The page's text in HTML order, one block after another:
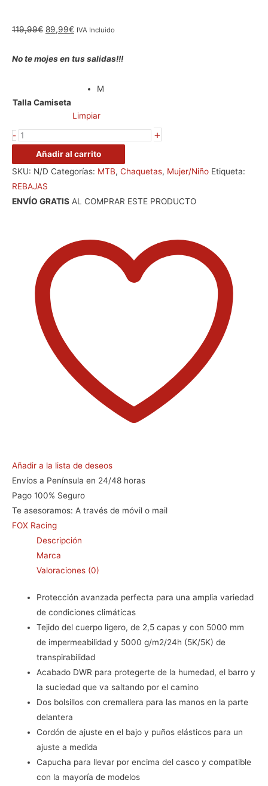
119,99€ 89,99€ IVA Incluido
No te mojes en tus salidas!!!
Talla Camiseta
M
Limpiar
- +
Añadir al carrito
SKU: N/D Categorías: MTB, Chaquetas, Mujer/Niño Etiqueta:
REBAJAS
ENVÍO GRATIS AL COMPRAR ESTE PRODUCTO
Añadir a la lista de deseos
Envíos a Península en 24/48 horas
Pago 100% Seguro
Te asesoramos: A través de móvil o mail
FOX Racing
Descripción
Marca
Valoraciones (0)
Protección avanzada perfecta para una amplia variedad
de condiciones climáticas
Tejido del cuerpo ligero, de 2,5 capas y con 5000 mm
de impermeabilidad y 5000 g/m2/24h (5K/5K) de
transpirabilidad
Acabado DWR para protegerte de la humedad, el barro y
la suciedad que va saltando por el camino
Dos bolsillos con cremallera para las manos en la parte
delantera
Cordón de ajuste en el bajo y puños elásticos para un
ajuste a medida
Capucha para llevar por encima del casco y compatible
con la mayoría de modelos